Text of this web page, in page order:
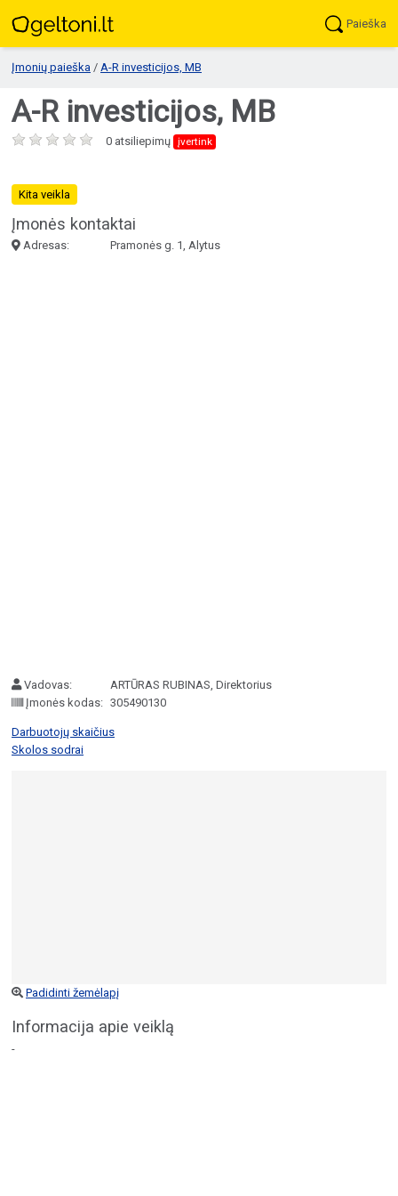
Paieška
Įmonių paieška / A-R investicijos, MB
A-R investicijos, MB
0 atsiliepimų įvertink
Kita veikla
Įmonės kontaktai
Adresas: Pramonės g. 1, Alytus
Vadovas:
ARTŪRAS RUBINAS, Direktorius
Įmonės kodas: 305490130
Darbuotojų skaičius
Skolos sodrai
Padidinti žemėlapį
Informacija apie veiklą
-